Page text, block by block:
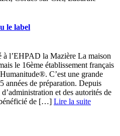
le label
l’EHPAD la Mazière La maison
le 16ème établissement français
C’est une grande
années de préparation. Depuis
et des autorités de
de […] Lire la suite